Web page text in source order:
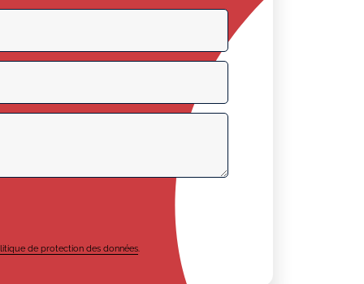
de protection des données.